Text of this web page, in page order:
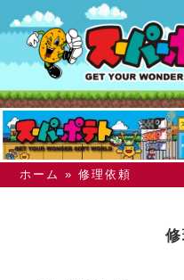
ホーム »修理依頼